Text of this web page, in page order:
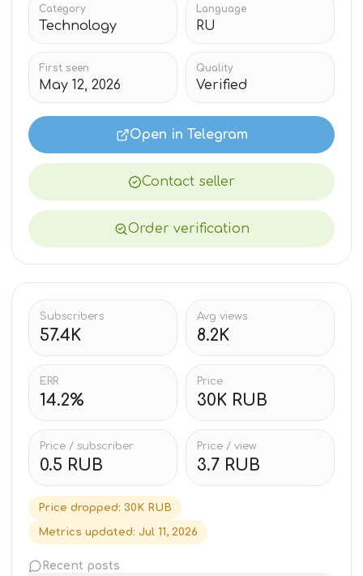
Category
Technology
Language
RU
First seen
May 12, 2026
Quality
Verified
Open in Telegram
Contact seller
Order verification
Subscribers
57.4K
Avg views
8.2K
ERR
14.2%
Price
30K RUB
Price / subscriber
0.5 RUB
Price / view
3.7 RUB
Price dropped: 30K RUB
Metrics updated: Jul 11, 2026
Recent posts